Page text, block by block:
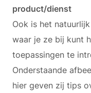
product/dienst
Ook is het
waar je ze bij kunt
toepassingen te
Onderstaande
hier geven zij tips